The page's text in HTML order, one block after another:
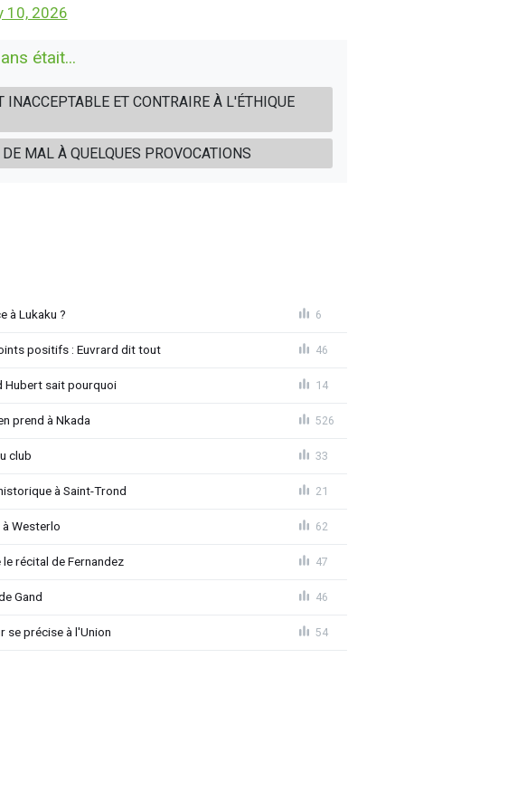
10, 2026
était...
INACCEPTABLE ET CONTRAIRE À L'ÉTHIQUE
MAL À QUELQUES PROVOCATIONS
à Lukaku ? 6
positifs : Euvrard dit tout 46
Hubert sait pourquoi 14
prend à Nkada 526
club 33
à Saint-Trond 21
Westerlo 62
récital de Fernandez 47
Gand 46
se précise à l'Union 54